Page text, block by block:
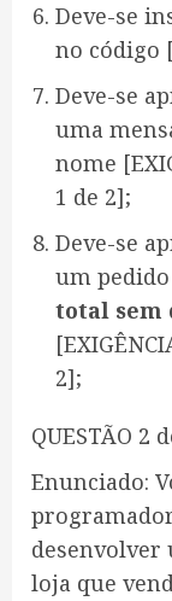
Deve-se
no código
Deve-se
uma
nome
1 de 2];
Deve-se
um
total sem
2];
QUESTÃO 2
Enunciado:
desenvolver
loja que